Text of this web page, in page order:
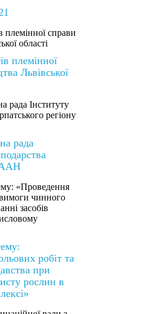
племінної
Львівської
рада
робіт та
при
рослин в